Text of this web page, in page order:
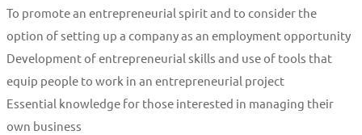
To promote an entrepreneurial spirit and to consider the
option of setting up a company as an employment opportunity
Development of entrepreneurial skills and use of tools that
equip people to work in an entrepreneurial project
Essential knowledge for those interested in managing their
own business